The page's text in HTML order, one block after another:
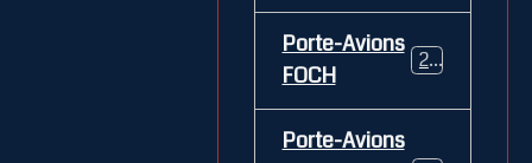
Porte-Avions
FOCH
29
Porte-Avions